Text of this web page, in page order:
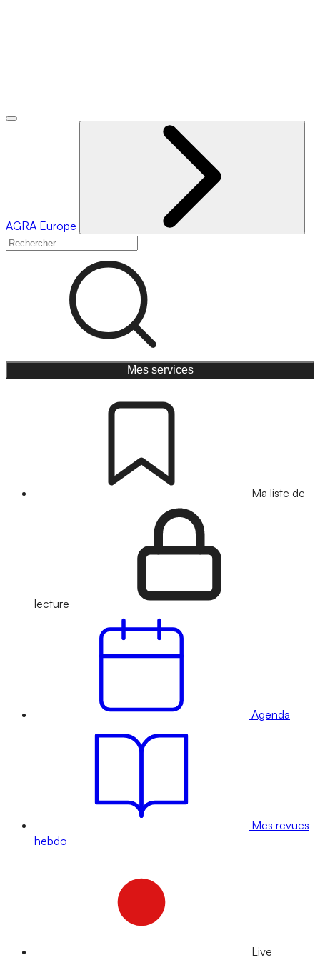
AGRA Europe
Mes services
Ma liste de
lecture
Agenda
Mes revues
hebdo
Live